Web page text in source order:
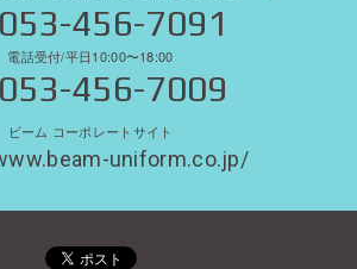
456-7091
電話受付/平日10:00〜18:00
053-456-7009
ビーム コーポレートサイト
uniform.co.jp/